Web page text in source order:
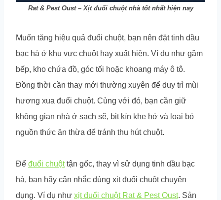
Rat & Pest Oust – Xịt đuổi chuột nhà tốt nhất hiện nay
Muốn tăng hiệu quả đuổi chuột, bạn nên đặt tinh dầu
bạc hà ở khu vực chuột hay xuất hiện. Ví dụ như gầm
bếp, kho chứa đồ, góc tối hoặc khoang máy ô tô.
Đồng thời cần thay mới thường xuyên để duy trì mùi
hương xua đuổi chuột. Cùng với đó, bạn cần giữ
không gian nhà ở sạch sẽ, bịt kín khe hở và loại bỏ
nguồn thức ăn thừa để tránh thu hút chuột.
Để đuổi chuộttận gốc, thay vì sử dụng tinh dầu bạc
hà, bạn hãy cân nhắc dùng xịt đuổi chuột chuyên
dụng. Ví dụ như xịt đuổi chuột Rat & Pest Oust. Sản